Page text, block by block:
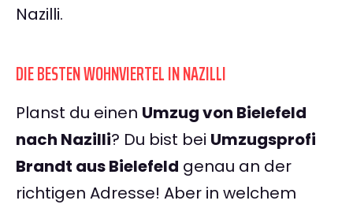
Nazilli.
DIE BESTEN WOHNVIERTEL IN NAZILLI
Planst du einen Umzug von Bielefeld
nach Nazilli? Du bist bei Umzugsprofi
Brandt aus Bielefeld genau an der
richtigen Adresse! Aber in welchem